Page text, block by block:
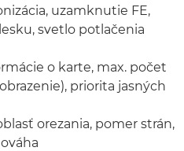
uzamknutie FE,
svetlo potlačenia
o karte, max. počet
priorita jasných
orezania, pomer strán,